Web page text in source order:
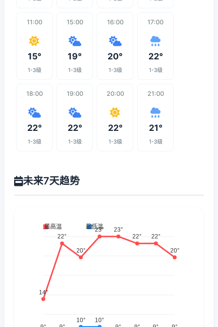
11:00
15°
1-3级
15:00
19°
1-3级
16:00
20°
1-3级
17:00
22°
1-3级
18:00
22°
1-3级
19:00
22°
1-3级
20:00
22°
1-3级
21:00
21°
1-3级
未来7天趋势